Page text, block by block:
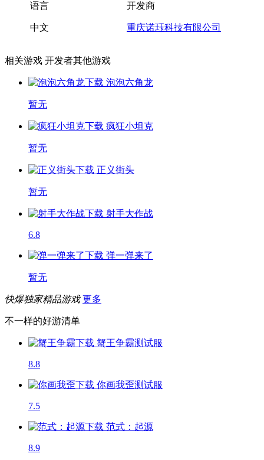
语言
中文
开发商
重庆诺珏科技有限公司
相关游戏 开发者其他游戏
泡泡六角龙
暂无
疯狂小坦克
暂无
正义街头
暂无
射手大作战
6.8
弹一弹来了
暂无
快爆独家精品游戏 更多
不一样的好游清单
蟹王争霸测试服
8.8
你画我歪测试服
7.5
范式：起源
8.9